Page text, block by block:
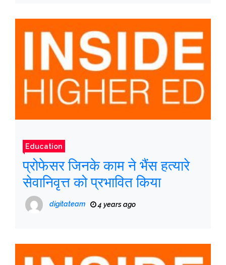
Education
प्रोफेसर जिनके काम ने भैंस हत्यारे
सेवानिवृत्त को प्रभावित किया
digitateam 4 years ago